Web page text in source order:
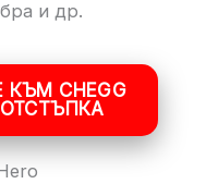
и др.
CHEGG